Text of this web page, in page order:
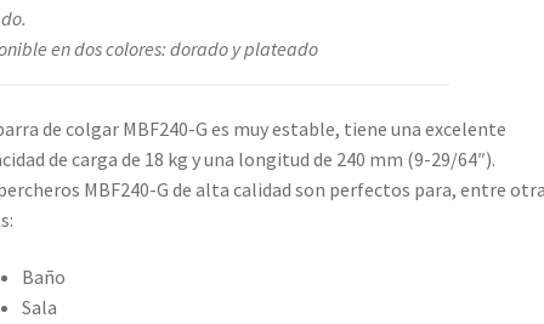
en dos colores: dorado y plateado
de colgar MBF240-G es muy estable, tiene una excelente
de carga de 18 kg y una longitud de 240 mm (9-29/64″).
MBF240-G de alta calidad son perfectos para, entre
Baño
Sala